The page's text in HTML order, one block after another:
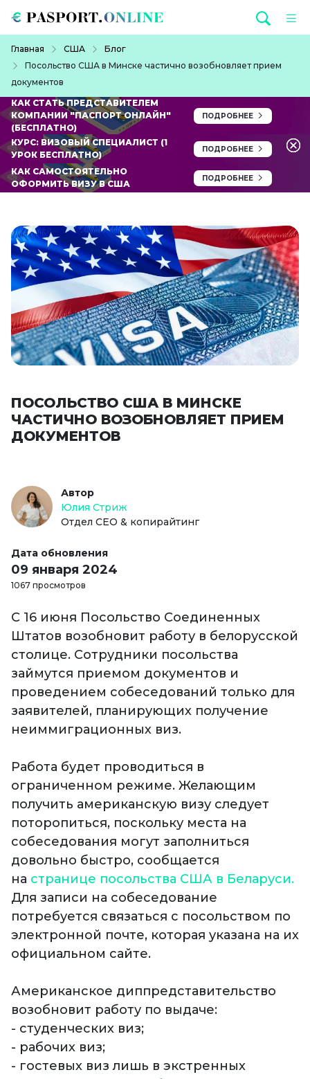
Главная США
Блог
Посольство США в Минске частично возобновляет прием
документов
КАК СТАТЬ ПРЕДСТАВИТЕЛЕМ
КОМПАНИИ "ПАСПОРТ ОНЛАЙН"
(БЕСПЛАТНО)
ПОДРОБНЕЕ
КУРС: ВИЗОВЫЙ СПЕЦИАЛИСТ (1
УРОК БЕСПЛАТНО)
ПОДРОБНЕЕ
КАК САМОСТОЯТЕЛЬНО
ОФОРМИТЬ ВИЗУ В США
ПОДРОБНЕЕ
ПОСОЛЬСТВО США В МИНСКЕ
ЧАСТИЧНО ВОЗОБНОВЛЯЕТ ПРИЕМ
ДОКУМЕНТОВ
Автор
Юлия Стриж
Отдел СЕО & копирайтинг
Дата обновления
09 января 2024
1067 просмотров
С 16 июня Посольство Соединенных
Штатов возобновит работу в белорусской
столице. Сотрудники посольства
займутся приемом документов и
проведением собеседований только для
заявителей, планирующих получение
неиммиграционных виз.
Работа будет проводиться в
ограниченном режиме. Желающим
получить американскую визу следует
поторопиться, поскольку места на
собеседования могут заполниться
довольно быстро, сообщается
на странице посольства США в Беларуси.
Для записи на собеседование
потребуется связаться с посольством по
электронной почте, которая указана на их
официальном сайте.
Американское диппредставительство
возобновит работу по выдаче:
- студенческих виз;
- рабочих виз;
- гостевых виз лишь в экстренных